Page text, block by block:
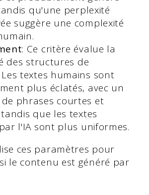
qu'une perplexité
suggère une complexité
: Ce critère évalue la
des structures de
textes humains sont
plus éclatés, avec un
de phrases courtes et
que les textes
l'IA sont plus uniformes.
ces paramètres pour
le contenu est généré par